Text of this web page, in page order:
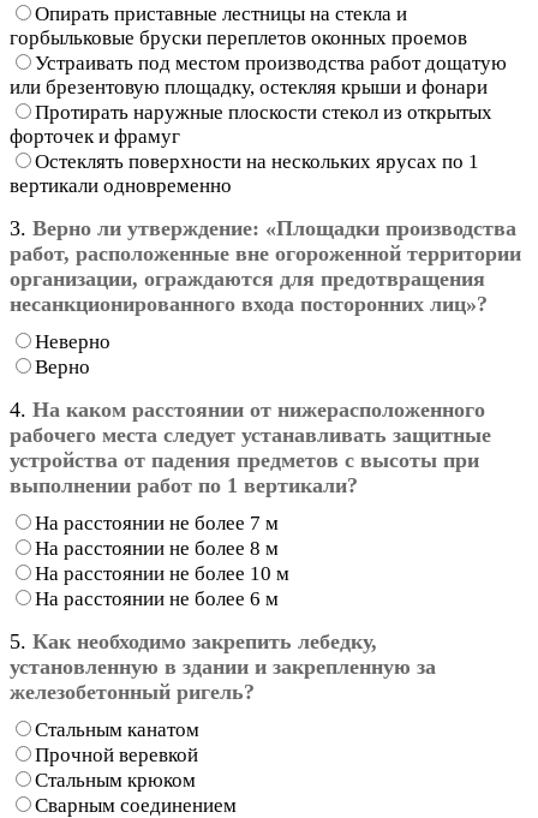
Опирать приставные лестницы на стекла и
горбыльковые бруски переплетов оконных проемов
Устраивать под местом производства работ дощатую
или брезентовую площадку, остекляя крыши и фонари
Протирать наружные плоскости стекол из открытых
форточек и фрамуг
Остеклять поверхности на нескольких ярусах по 1
вертикали одновременно
3. Верно ли утверждение: «Площадки производства
работ, расположенные вне огороженной территории
организации, ограждаются для предотвращения
несанкционированного входа посторонних лиц»?
Неверно
Верно
4. На каком расстоянии от нижерасположенного
рабочего места следует устанавливать защитные
устройства от падения предметов с высоты при
выполнении работ по 1 вертикали?
На расстоянии не более 7 м
На расстоянии не более 8 м
На расстоянии не более 10 м
На расстоянии не более 6 м
5. Как необходимо закрепить лебедку,
установленную в здании и закрепленную за
железобетонный ригель?
Стальным канатом
Прочной веревкой
Стальным крюком
Сварным соединением